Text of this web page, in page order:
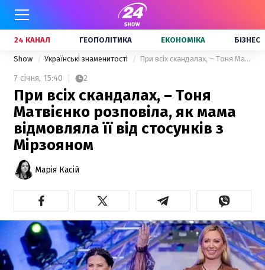
24 КАНАЛ ГЕОПОЛІТИКА ЕКОНОМІКА БІЗНЕС
Show Українські знаменитості При всіх скандалах, – Тоня Матвієнко розповіла, як мама відмовляла її від стосунків з Мірзояном
7 січня, 15:40 2
При всіх скандалах, – Тоня
Матвієнко розповіла, як мама
відмовляла її від стосунків з
Мірзояном
Марія Касій